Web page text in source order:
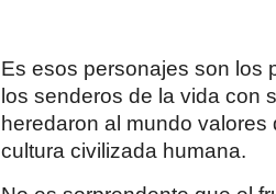
Es esos personajes son los
los senderos de la vida con
heredaron al mundo
cultura civilizada humana.